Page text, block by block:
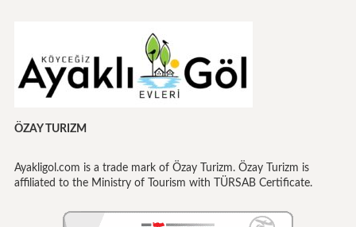
ÖZAY TURIZM
Ayakligol.com is a trade mark of Özay Turizm. Özay Turizm is
affiliated to the Ministry of Tourism with TÜRSAB Certificate.